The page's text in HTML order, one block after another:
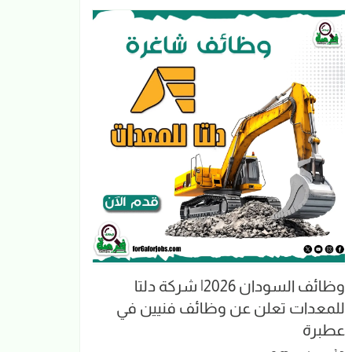
وظائف السودان 2026| شركة دلتا
للمعدات تعلن عن وظائف فنيين في
عطبرة